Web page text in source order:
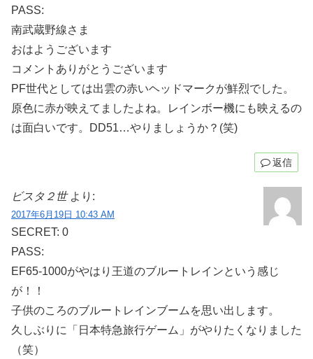
PASS:
南武蔵野線さま
おはようございます
コメントありがとうございます
PF世代としては出雲の赤いヘッドマークが鮮烈でした。
原色に赤が映えてましたよね。レインボー機にも映えるの
は面白いです。DD51…やりましょうか？(笑)
返信
ビスタ２世 より:
2017年6月19日 10:43 AM
SECRET: 0
PASS:
EF65-1000がやはり王道のブルートレインという感じ
が！！
子供のころのブルートレインブームを思い出します。
久しぶりに「日本特急旅行ゲーム」がやりたくなりました
（笑）